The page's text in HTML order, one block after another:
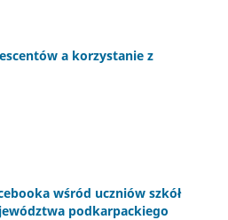
a korzystanie z
wśród uczniów szkół
podkarpackiego